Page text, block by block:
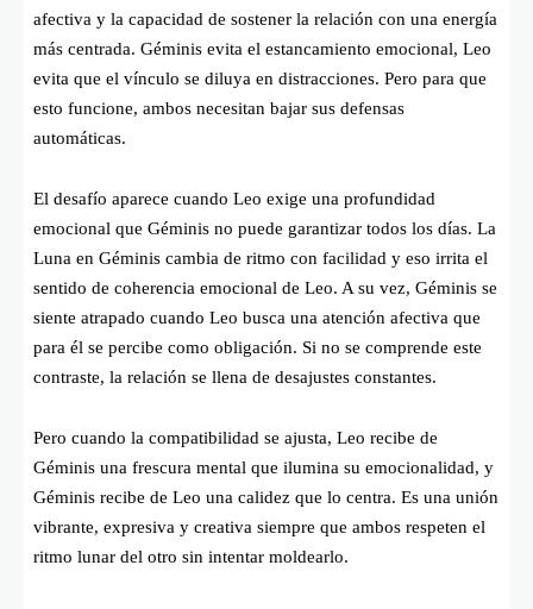
afectiva y la capacidad de sostener la relación con una energía
más centrada. Géminis evita el estancamiento emocional, Leo
evita que el vínculo se diluya en distracciones. Pero para que
esto funcione, ambos necesitan bajar sus defensas
automáticas.
El desafío aparece cuando Leo exige una profundidad
emocional que Géminis no puede garantizar todos los días. La
Luna en Géminis cambia de ritmo con facilidad y eso irrita el
sentido de coherencia emocional de Leo. A su vez, Géminis se
siente atrapado cuando Leo busca una atención afectiva que
para él se percibe como obligación. Si no se comprende este
contraste, la relación se llena de desajustes constantes.
Pero cuando la compatibilidad se ajusta, Leo recibe de
Géminis una frescura mental que ilumina su emocionalidad, y
Géminis recibe de Leo una calidez que lo centra. Es una unión
vibrante, expresiva y creativa siempre que ambos respeten el
ritmo lunar del otro sin intentar moldearlo.